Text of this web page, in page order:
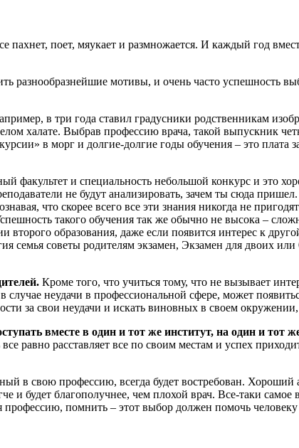
поет, мяукает и размножается. И каждый год
разнообразнейшие мотивы, и очень часто успешность
в три года ставил градусники родственникам
халате. Выбрав профессию врача, такой выпускник
в морг и долгие-долгие годы обучения – это плата
факультет и специальность небольшой конкурс и это
не будут анализировать, зачем ты сюда
что скорее всего все эти знания никогда не
такого обучения так же обычно не высока –
второго образования, даже если появится интерес к
Кроме того, что учиться тому, что не вызывает
неудачи в профессиональной сфере, может
за свои неудачи и искать виновных в своем
вместе в один и тот же институт, на один и тот
равно расставляет все по своим местам и успех
в свою профессию, всегда будет востребован. Хороший
будет благополучнее, чем плохой врач. Все-таки самое
помнить – этот выбор должен помочь человеку